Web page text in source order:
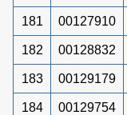
181 00127910
182 00128832
183 00129179
184 00129754